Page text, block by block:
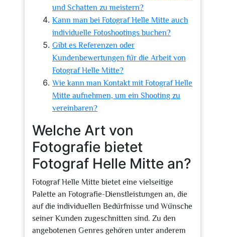
und Schatten zu meistern?
Kann man bei Fotograf Helle Mitte auch
individuelle Fotoshootings buchen?
Gibt es Referenzen oder
Kundenbewertungen für die Arbeit von
Fotograf Helle Mitte?
Wie kann man Kontakt mit Fotograf Helle
Mitte aufnehmen, um ein Shooting zu
vereinbaren?
Welche Art von
Fotografie bietet
Fotograf Helle Mitte an?
Fotograf Helle Mitte bietet eine vielseitige
Palette an Fotografie-Dienstleistungen an, die
auf die individuellen Bedürfnisse und Wünsche
seiner Kunden zugeschnitten sind. Zu den
angebotenen Genres gehören unter anderem